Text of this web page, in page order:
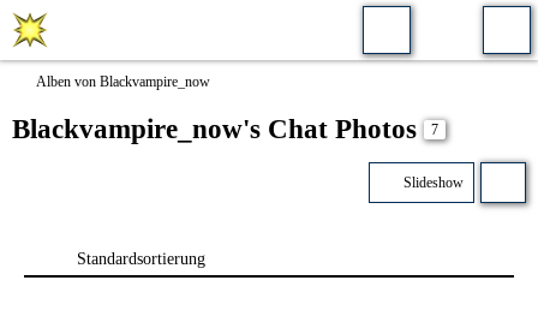
Alben von Blackvampire_now
Blackvampire_now's Chat Photos 7
Slideshow
Standardsortierung